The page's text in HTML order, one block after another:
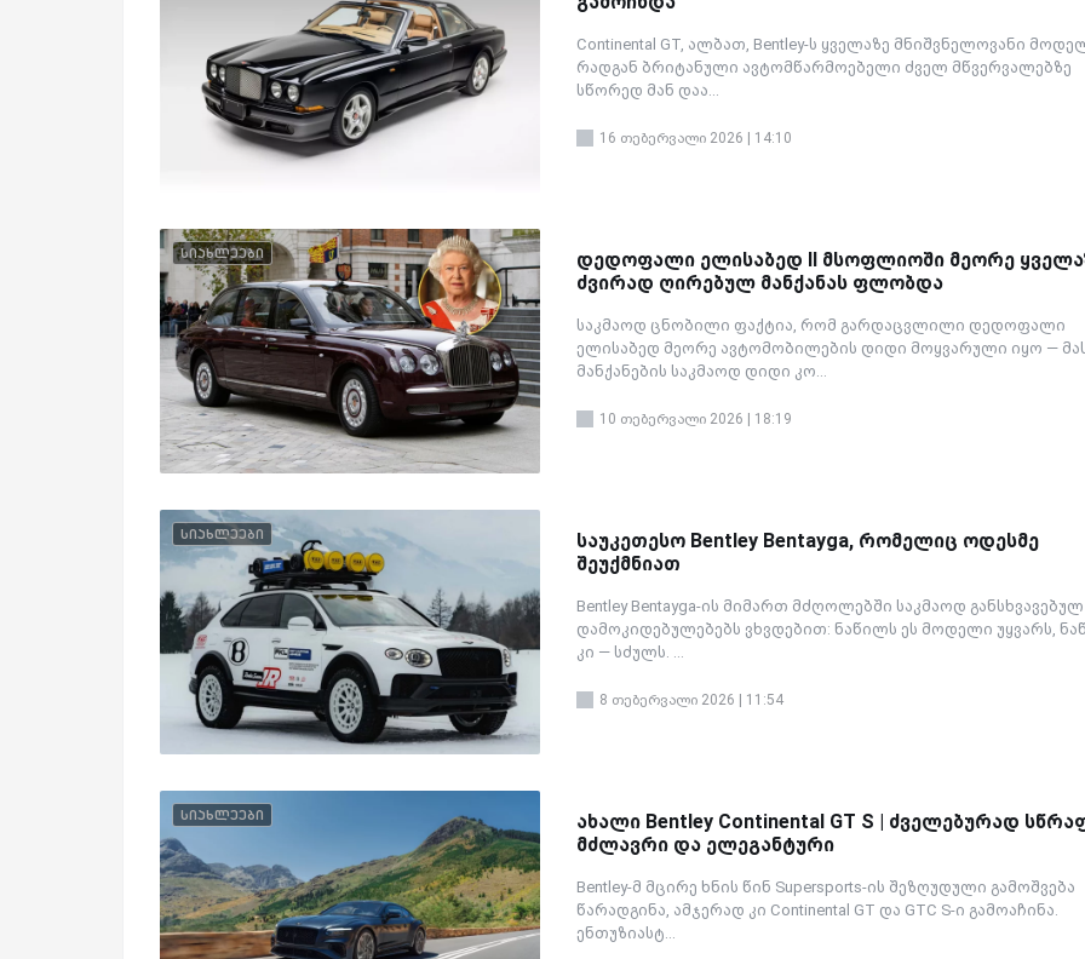
Continental GT, ალბათ, Bentley-ს ყველაზე მნიშვნელოვანი
რადგან ბრიტანული ავტომწარმოებელი ძველ მწვერვალებზე
სწორედ მან დაა...
16 თებერვალი 2026 | 14:10
სიახლეები
დედოფალი ელისაბედ II მსოფლიოში მეორე
ძვირად ღირებულ მანქანას ფლობდა
საკმაოდ ცნობილი ფაქტია, რომ გარდაცვლილი დედოფალი
ელისაბედ მეორე ავტომობილების დიდი მოყვარული იყო —
მანქანების საკმაოდ დიდი კო...
10 თებერვალი 2026 | 18:19
სიახლეები
საუკეთესო Bentley Bentayga, რომელიც ოდესმე
შეუქმნიათ
Bentley Bentayga-ის მიმართ მძღოლებში საკმაოდ განსხვავებულ
დამოკიდებულებებს ვხვდებით: ნაწილს ეს მოდელი უყვარს,
კი — სძულს. ...
8 თებერვალი 2026 | 11:54
სიახლეები
ახალი Bentley Continental GT S | ძველებურად
მძლავრი და ელეგანტური
Bentley-მ მცირე ხნის წინ Supersports-ის შეზღუდული გამოშვება
წარადგინა, ამჯერად კი Continental GT და GTC S-ი გამოაჩინა.
ენთუზიასტ...